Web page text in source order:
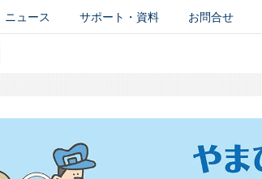
ニュース サポート・資料 お問合せ